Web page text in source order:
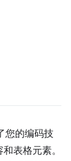
您的编码技
表格元素。